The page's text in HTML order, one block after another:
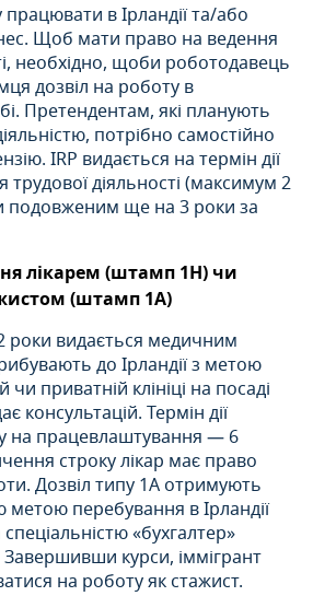
в Ірландії та/або
Щоб мати право на ведення
необхідно, щоби роботодавець
дозвіл на роботу в
Претендентам, які планують
потрібно самостійно
IRP видається на термін дії
трудової діяльності (максимум 2
подовженим ще на 3 роки за
лікарем (штамп 1Н) чи
(штамп 1А)
роки видається медичним
до Ірландії з метою
приватній клініці на посаді
консультацій. Термін дії
на працевлаштування — 6
строку лікар має право
Дозвіл типу 1А отримують
перебування в Ірландії
«бухгалтер»
курси, іммігрант
на роботу як стажист.